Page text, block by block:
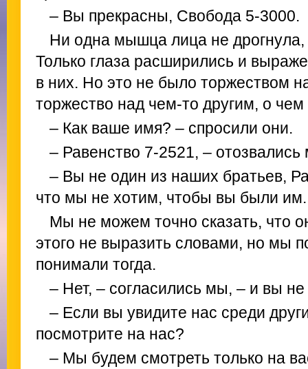
– Вы прекрасны, Свобода 5-3000.
Ни одна мышца лица не дрогнула,
Только глаза расширились и
в них. Но это не было торжеством
торжество над чем-то другим, о
– Как ваше имя? – спросили они.
– Равенство 7-2521, –
– Вы не один из наших братьев,
что мы не хотим, чтобы вы были им.
Мы не можем точно сказать, что
этого не выразить словами, но мы
понимали тогда.
– Нет, – согласились мы, – и вы
– Если вы увидите нас среди
посмотрите на нас?
– Мы будем смотреть только на